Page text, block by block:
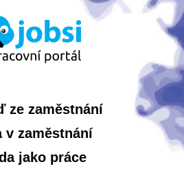
ze zaměstnání
v zaměstnání
jako práce